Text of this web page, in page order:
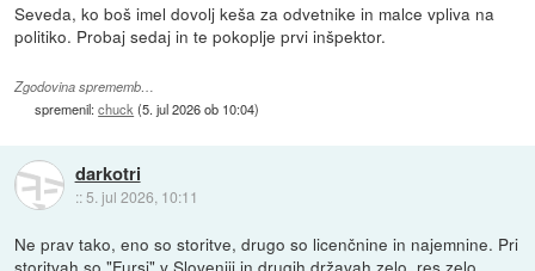
Seveda, ko boš imel dovolj keša za odvetnike in malce vpliva na
politiko. Probaj sedaj in te pokoplje prvi inšpektor.
Zgodovina sprememb…
spremenil:chuck (5. jul 2026 ob 10:04)
darkotri
:: 5. jul 2026, 10:11
Ne prav tako, eno so storitve, drugo so licenčnine in najemnine. Pri